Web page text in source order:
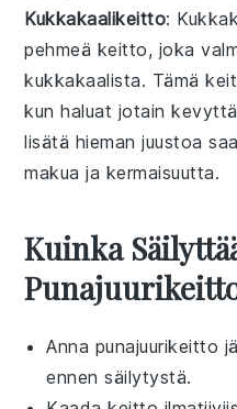
Kukkakaalikeitto:
pehmeä keitto, joka
kukkakaalista. Tämä
kun haluat jotain
lisätä hieman juustoa
makua ja kermaisuutta.
Kuinka
Anna punajuurikeitto
ennen säilytystä.